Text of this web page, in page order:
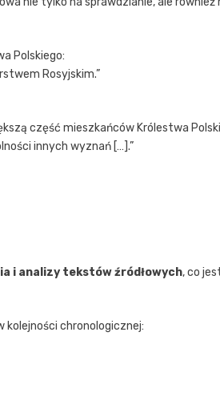
Polskiego:
Rosyjskim.”
część mieszkańców Królestwa
innych wyznań […].”
i analizy tekstów źródłowych, co
kolejności chronologicznej: